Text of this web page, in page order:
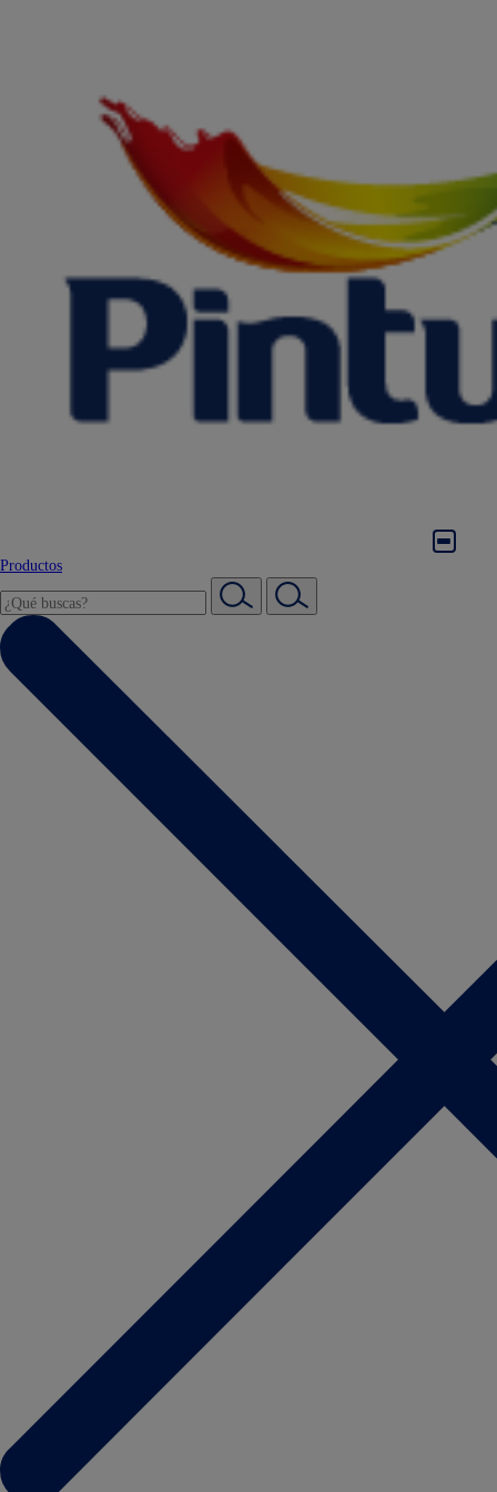
Productos